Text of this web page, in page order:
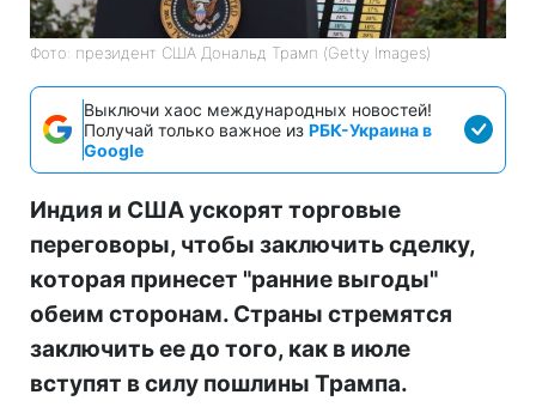
Фото: президент США Дональд Трамп (Getty Images)
Выключи хаос международных новостей!
Получай только важное из РБК-Украина в
Google
Индия и США ускорят торговые
переговоры, чтобы заключить сделку,
которая принесет "ранние выгоды"
обеим сторонам. Страны стремятся
заключить ее до того, как в июле
вступят в силу пошлины Трампа.